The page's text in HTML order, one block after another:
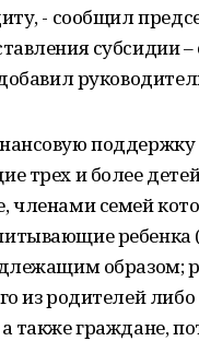
- сообщил
субсидии –
трех и более
членами семей
ребенка
образом;
из родителей
также граждане,